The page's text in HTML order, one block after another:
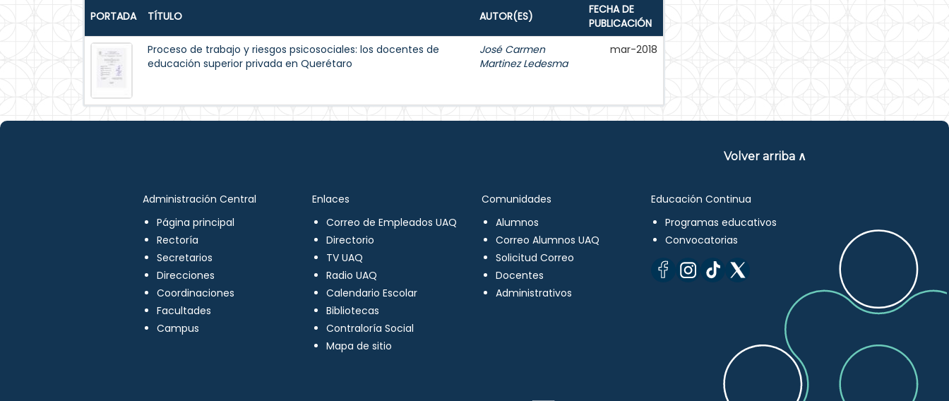
PORTADA TÍTULO AUTOR(ES)
FECHA DE
PUBLICACIÓN
Proceso de trabajo y riesgos psicosociales: los docentes de
educación superior privada en Querétaro
José Carmen
Martinez Ledesma
mar-2018
Volver arriba ∧
Administración Central
Página principal
Rectoría
Secretarios
Direcciones
Coordinaciones
Facultades
Campus
Enlaces
Correo de Empleados UAQ
Directorio
TV UAQ
Radio UAQ
Calendario Escolar
Bibliotecas
Contraloría Social
Mapa de sitio
Comunidades
Alumnos
Correo Alumnos UAQ
Solicitud Correo
Docentes
Administrativos
Educación Continua
Programas educativos
Convocatorias